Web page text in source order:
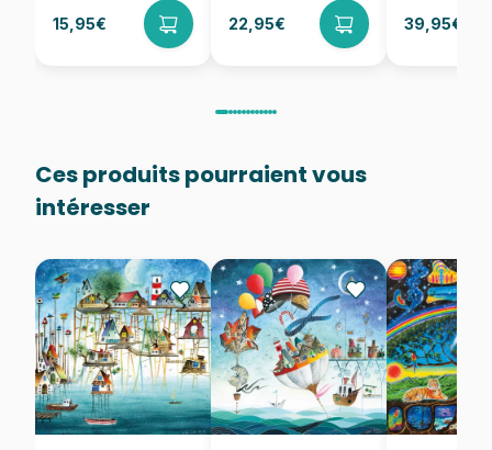
15,95€ 22,95€ 39,95€
Ces produits pourraient vous
intéresser